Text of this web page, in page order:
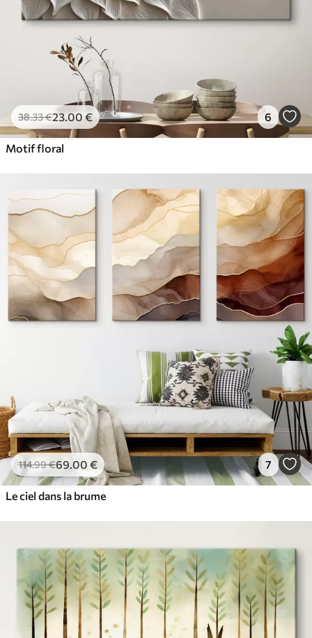
38.33€23.00 € 6
Motif floral
114.99€69 .00 € 7
Le ciel dans la brume